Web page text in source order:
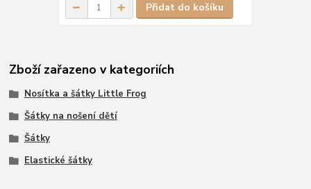
Přidat do košíku
Zboží zařazeno v kategoriích
Nosítka a šátky Little Frog
Šátky na nošení dětí
Šátky
Elastické šátky